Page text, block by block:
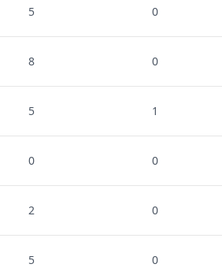
5 0
8 0
5 1
0 0
2 0
5 0